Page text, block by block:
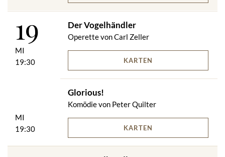
19
MI
19:30
Der Vogelhändler
Operette von Carl Zeller
KARTEN
MI
19:30
Glorious!
Komödie von Peter Quilter
KARTEN